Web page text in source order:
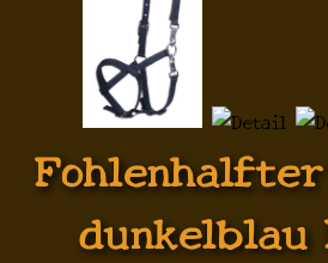
dunkelblau